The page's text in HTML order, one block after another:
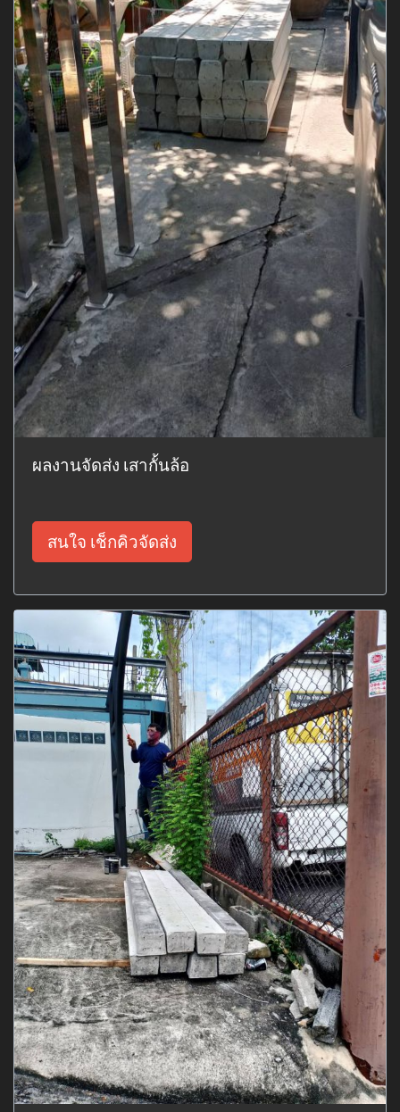
ผลงานจัดส่ง เสากั้นล้อ
สนใจ เช็กคิวจัดส่ง